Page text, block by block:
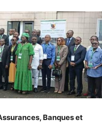
Banques et